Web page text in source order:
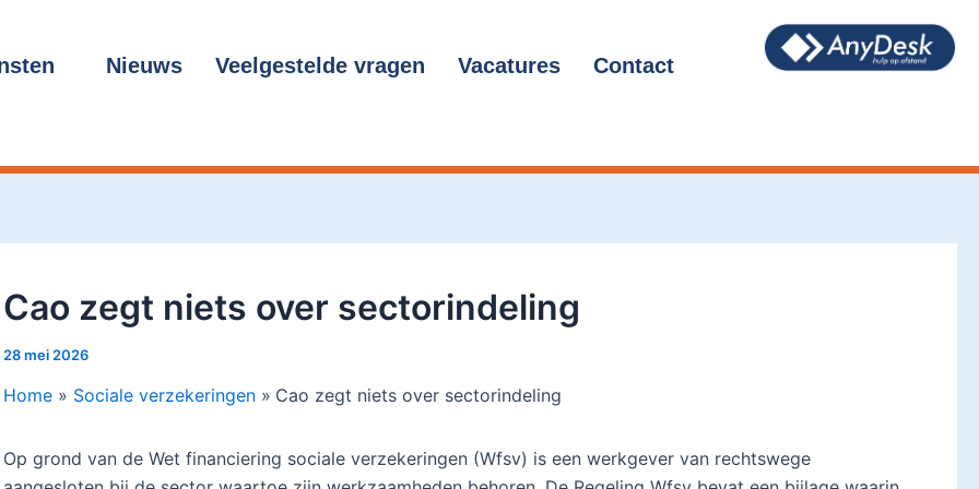
Nieuws Veelgestelde vragen Vacatures Contact
Cao zegt niets over sectorindeling
28 mei 2026
Home Sociale verzekeringen Cao zegt niets over sectorindeling
Op grond van de Wet financiering sociale verzekeringen (Wfsv) is een werkgever van rechtswege